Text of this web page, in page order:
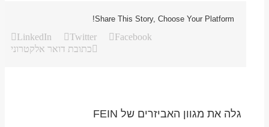
Share This Story, Choose Your Platform!
Facebook
Twitter
LinkedIn
כתובת דואר אלקטרוני
גלה את מגוון האביזרים של FEIN